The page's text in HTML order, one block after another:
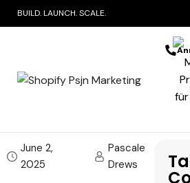
BUILD. LAUNCH. SCALE.
June 2,
2025
Pascale
Drews